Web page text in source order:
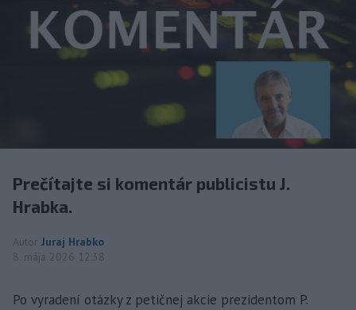
Prečítajte si komentár publicistu J.
Hrabka.
Autor Juraj Hrabko
8. mája 2026 12:38
Po vyradení otázky z petičnej akcie prezidentom P.